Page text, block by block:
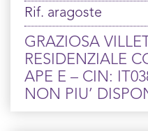
Rif. aragoste
GRAZIOSA VILLETTA TERRA CIELO
RESIDENZIALE
APE E – CIN:
NON PIU’